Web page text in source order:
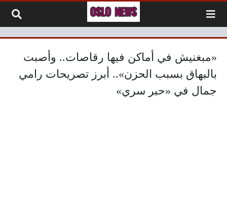
«مبغنيش في أماكن فيها رقاصات.. وأصبت
بالبهاق بسبب الحزن».. أبرز تصريحات رامي
جمال في «حبر سري»